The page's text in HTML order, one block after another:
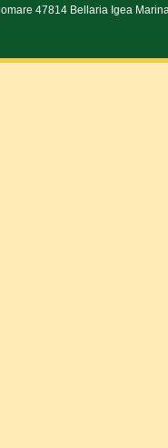
47814 Bellaria Igea